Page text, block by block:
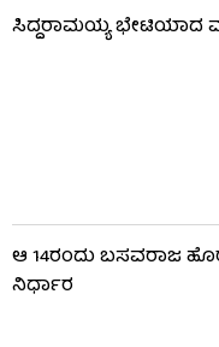
ಸಿದ್ದರಾಮಯ್ಯ ಭೇಟಿಯಾದ
ಆ 14ರಂದು ಬಸವರಾಜ
ನಿರ್ಧಾರ